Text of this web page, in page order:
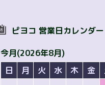
ピヨコ 営業日カレンダー
今月(2026年8月)
日
月 火 水 木 金